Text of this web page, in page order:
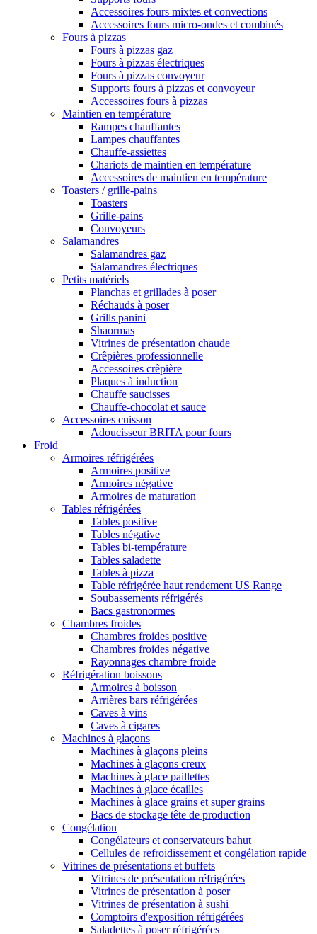
Accessoires fours mixtes et convections
Accessoires fours micro-ondes et combinés
Fours à pizzas
Fours à pizzas gaz
Fours à pizzas électriques
Fours à pizzas convoyeur
Supports fours à pizzas et convoyeur
Accessoires fours à pizzas
Maintien en température
Rampes chauffantes
Lampes chauffantes
Chauffe-assiettes
Chariots de maintien en température
Accessoires de maintien en température
Toasters / grille-pains
Toasters
Grille-pains
Convoyeurs
Salamandres
Salamandres gaz
Salamandres électriques
Petits matériels
Planchas et grillades à poser
Réchauds à poser
Grills panini
Shaormas
Vitrines de présentation chaude
Crêpières professionnelle
Accessoires crêpière
Plaques à induction
Chauffe saucisses
Chauffe-chocolat et sauce
Accessoires cuisson
Adoucisseur BRITA pour fours
Froid
Armoires réfrigérées
Armoires positive
Armoires négative
Armoires de maturation
Tables réfrigérées
Tables positive
Tables négative
Tables bi-température
Tables saladette
Tables à pizza
Table réfrigérée haut rendement US Range
Soubassements réfrigérés
Bacs gastronormes
Chambres froides
Chambres froides positive
Chambres froides négative
Rayonnages chambre froide
Réfrigération boissons
Armoires à boisson
Arrières bars réfrigérées
Caves à vins
Caves à cigares
Machines à glaçons
Machines à glaçons pleins
Machines à glaçons creux
Machines à glace paillettes
Machines à glace écailles
Machines à glace grains et super grains
Bacs de stockage tête de production
Congélation
Congélateurs et conservateurs bahut
Cellules de refroidissement et congélation rapide
Vitrines de présentations et buffets
Vitrines de présentation réfrigérées
Vitrines de présentation à poser
Vitrines de présentation à sushi
Comptoirs d'exposition réfrigérées
Saladettes à poser réfrigérées